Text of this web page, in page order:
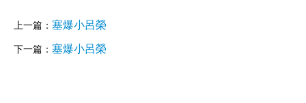
上一篇： 塞爆小呂榮
下一篇： 塞爆小呂榮